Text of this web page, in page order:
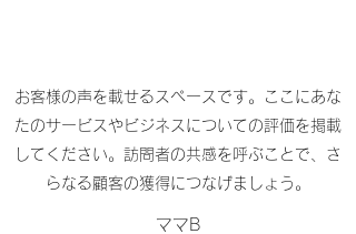
お客様の声を載せるスペースです。ここにあな
たのサービスやビジネスについての評価を掲載
してください。訪問者の共感を呼ぶことで、さ
らなる顧客の獲得につなげましょう。
ママB